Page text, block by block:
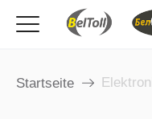
Startseite